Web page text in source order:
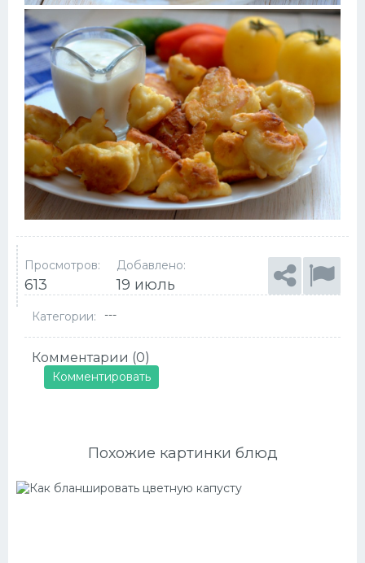
Просмотров:
613
Добавлено:
19 июль
Категории: ---
Комментарии (0)
Комментировать
Похожие картинки блюд